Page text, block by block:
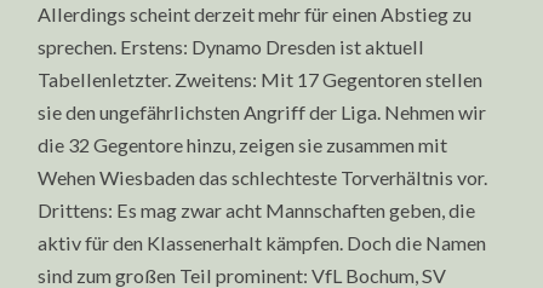
Allerdings scheint derzeit mehr für einen Abstieg zu
sprechen. Erstens: Dynamo Dresden ist aktuell
Tabellenletzter. Zweitens: Mit 17 Gegentoren stellen
sie den ungefährlichsten Angriff der Liga. Nehmen wir
die 32 Gegentore hinzu, zeigen sie zusammen mit
Wehen Wiesbaden das schlechteste Torverhältnis vor.
Drittens: Es mag zwar acht Mannschaften geben, die
aktiv für den Klassenerhalt kämpfen. Doch die Namen
sind zum großen Teil prominent: VfL Bochum, SV